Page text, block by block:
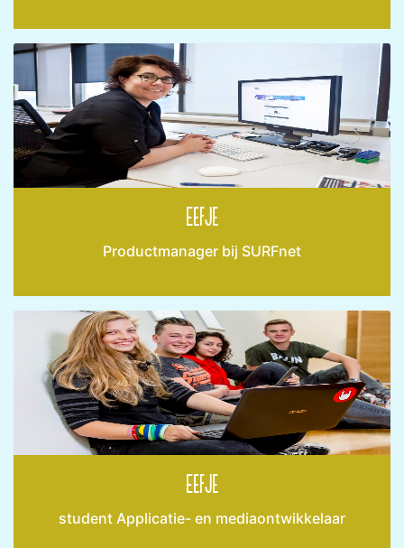
Eefje
Productmanager bij SURFnet
Eefje
student Applicatie- en mediaontwikkelaar